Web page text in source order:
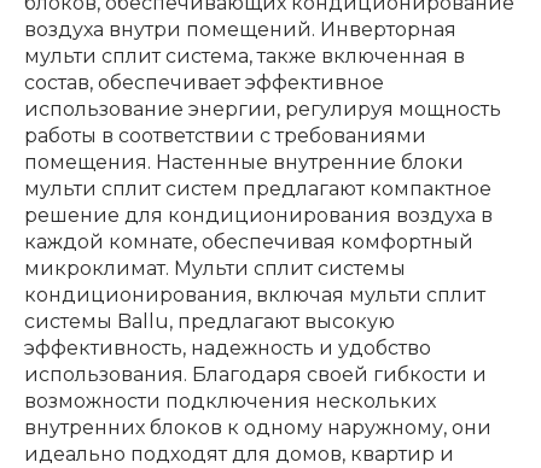
воздуха внутри помещений. Инверторная
мульти сплит система, также включенная в
состав, обеспечивает эффективное
использование энергии, регулируя мощность
работы в соответствии с требованиями
помещения. Настенные внутренние блоки
мульти сплит систем предлагают компактное
решение для кондиционирования воздуха в
каждой комнате, обеспечивая комфортный
микроклимат. Мульти сплит системы
кондиционирования, включая мульти сплит
системы Ballu, предлагают высокую
эффективность, надежность и удобство
использования. Благодаря своей гибкости и
возможности подключения нескольких
внутренних блоков к одному наружному, они
идеально подходят для домов, квартир и